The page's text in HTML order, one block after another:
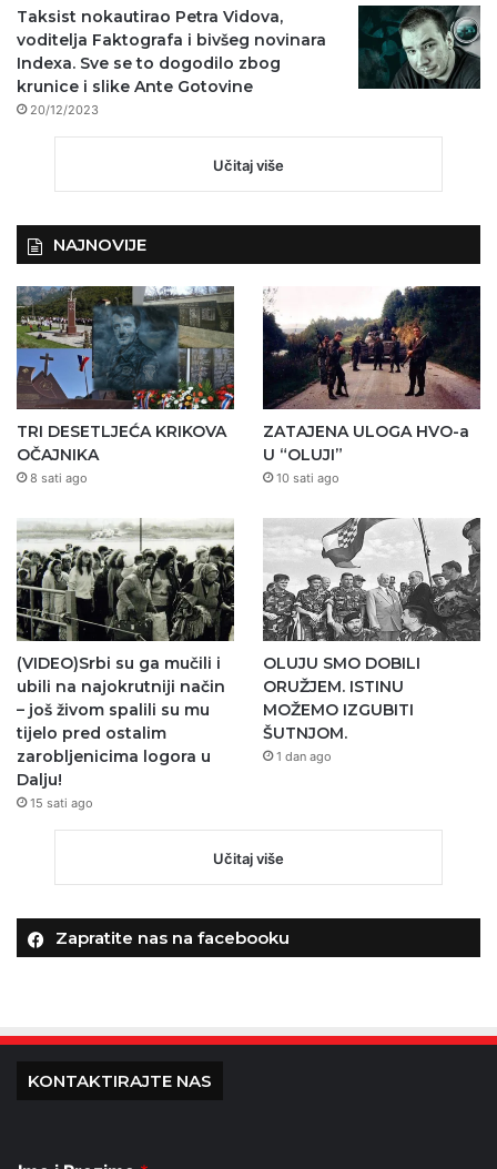
Taksist nokautirao Petra Vidova,
voditelja Faktografa i bivšeg novinara
Indexa. Sve se to dogodilo zbog
krunice i slike Ante Gotovine
20/12/2023
Učitaj više
NAJNOVIJE
TRI DESETLJEĆA KRIKOVA
OČAJNIKA
8 sati ago
ZATAJENA ULOGA HVO-a
U “OLUJI”
10 sati ago
(VIDEO)Srbi su ga mučili i
ubili na najokrutniji način
– još živom spalili su mu
tijelo pred ostalim
zarobljenicima logora u
Dalju!
15 sati ago
OLUJU SMO DOBILI
ORUŽJEM. ISTINU
MOŽEMO IZGUBITI
ŠUTNJOM.
1 dan ago
Učitaj više
Zapratite nas na facebooku
KONTAKTIRAJTE NAS